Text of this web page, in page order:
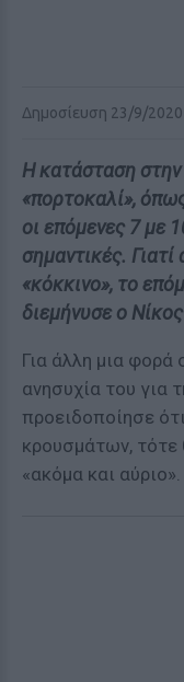
Δημοσίευση 23/9/2020
Η κατάσταση στην
«πορτοκαλί»,
οι επόμενες 7 με
σημαντικές.
«κόκκινο», το
διεμήνυσε ο
Για άλλη μια φορά
ανησυχία του για
προειδοποίησε
κρουσμάτων, τότε
«ακόμα και αύριο».